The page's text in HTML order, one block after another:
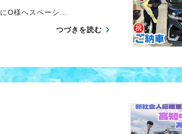
様へスペーシ…
つづきを読む